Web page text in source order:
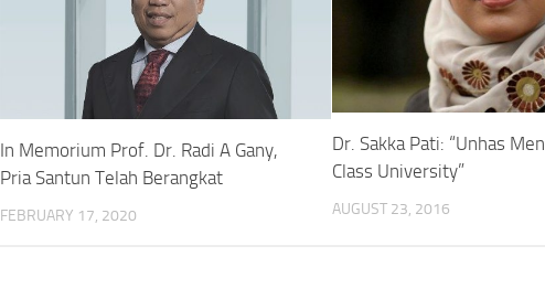
In Memorium Prof. Dr. Radi A Gany,
Pria Santun Telah Berangkat
FEBRUARY 17, 2020
Dr. Sakka Pati: “Unhas
Class University”
AUGUST 23, 2016